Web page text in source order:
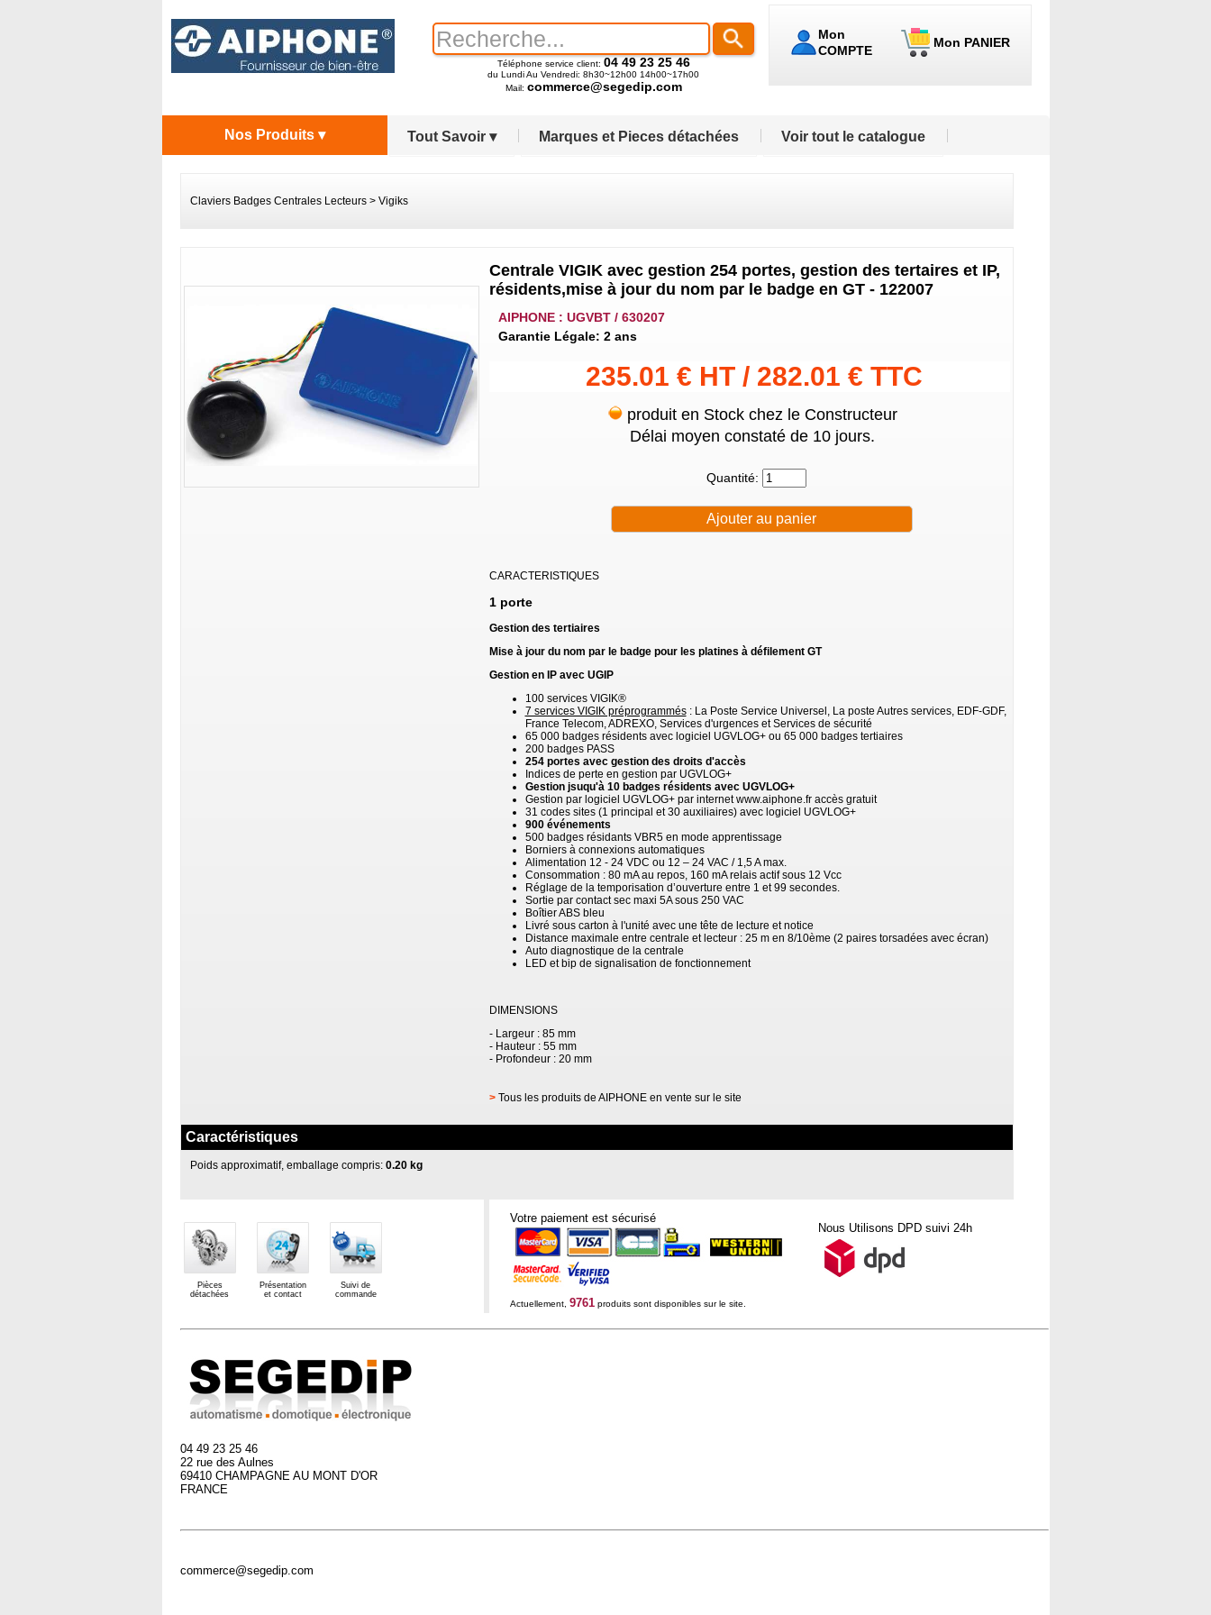
Mon
COMPTE
Mon PANIER
Téléphone service client: 04 49 23 25 46
du Lundi Au Vendredi: 8h30~12h00 14h00~17h00
Mail: commerce@segedip.com
Tout Savoir ▾ Marques et Pieces détachées Voir tout le catalogue
Nos Produits ▾
Claviers Badges Centrales Lecteurs> Vigiks
Centrale VIGIK avec gestion 254 portes, gestion des tertaires et IP,
résidents,mise à jour du nom par le badge en GT - 122007
AIPHONE : UGVBT / 630207
Garantie Légale: 2 ans
235.01 € HT / 282.01 € TTC
produit en Stock chez le Constructeur
Délai moyen constaté de 10 jours.
Quantité:
CARACTERISTIQUES
1 porte
Gestion des tertiaires
Mise à jour du nom par le badge pour les platines à défilement GT
Gestion en IP avec UGIP
100 services VIGIK®
7 services VIGIK préprogrammés: La Poste Service Universel, La poste Autres services, EDF-GDF,
France Telecom, ADREXO, Services d'urgences et Services de sécurité
65 000 badges résidents avec logiciel UGVLOG+ ou 65 000 badges tertiaires
200 badges PASS
254 portes avec gestion des droits d'accès
Indices de perte en gestion par UGVLOG+
Gestion jsuqu'à 10 badges résidents avec UGVLOG+
Gestion par logiciel UGVLOG+ par internet www.aiphone.fr accès gratuit
31 codes sites (1 principal et 30 auxiliaires) avec logiciel UGVLOG+
900 événements
500 badges résidants VBR5 en mode apprentissage
Borniers à connexions automatiques
Alimentation 12 - 24 VDC ou 12 – 24 VAC / 1,5 A max.
Consommation : 80 mA au repos, 160 mA relais actif sous 12 Vcc
Réglage de la temporisation d’ouverture entre 1 et 99 secondes.
Sortie par contact sec maxi 5A sous 250 VAC
Boîtier ABS bleu
Livré sous carton à l'unité avec une tête de lecture et notice
Distance maximale entre centrale et lecteur : 25 m en 8/10ème (2 paires torsadées avec écran)
Auto diagnostique de la centrale
LED et bip de signalisation de fonctionnement
DIMENSIONS
- Largeur : 85 mm
- Hauteur : 55 mm
- Profondeur : 20 mm
> Tous les produits de AIPHONE en vente sur le site
Caractéristiques
Poids approximatif, emballage compris:0.20 kg
Pièces
détachées
Présentation
et contact
Suivi de
commande
Votre paiement est sécurisé
Nous Utilisons DPD suivi 24h
Actuellement, 9761produits sont disponibles sur le site.
04 49 23 25 46
22 rue des Aulnes
69410 CHAMPAGNE AU MONT D'OR
FRANCE
commerce@segedip.com